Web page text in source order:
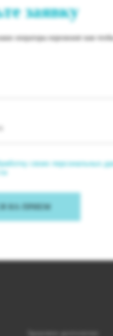
заявку
операторы перезвонят вам
своих персональных
НА ПРИЕМ